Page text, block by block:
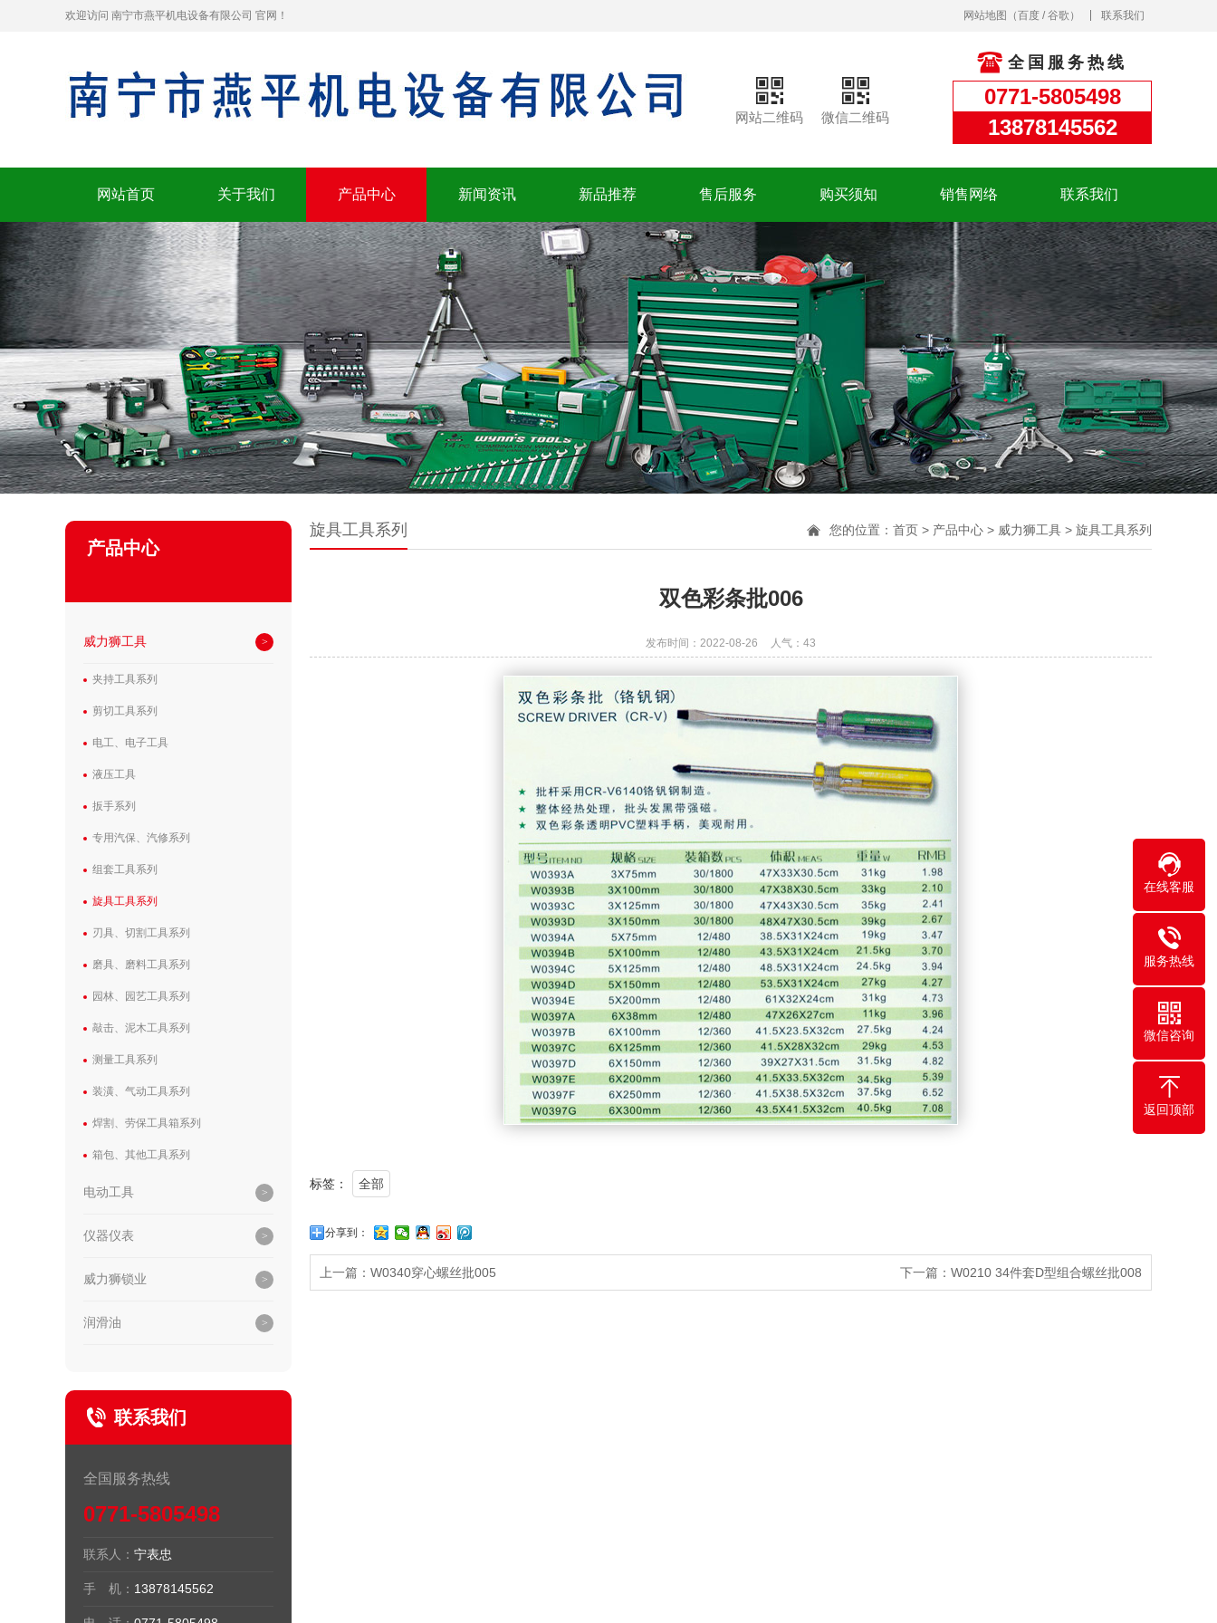
欢迎访问 南宁市燕平机电设备有限公司 官网！ 网站地图 （百度 /谷歌 ） 联系我们
全国服务热线
0771-5805498
13878145562
网站二维码 微信二维码
网站首页 关于我们 产品中心 新闻资讯 新品推荐 售后服务 购买须知 销售网络 联系我们
产品中心
威力狮工具
夹持工具系列
剪切工具系列
电工、电子工具
液压工具
扳手系列
专用汽保、汽修系列
组套工具系列
旋具工具系列
刃具、切割工具系列
磨具、磨料工具系列
园林、园艺工具系列
敲击、泥木工具系列
测量工具系列
装潢、气动工具系列
焊割、劳保工具箱系列
箱包、其他工具系列
电动工具
仪器仪表
威力狮锁业
润滑油
联系我们
全国服务热线
0771-5805498
联系人： 宁表忠
手 机： 13878145562
旋具工具系列 您的位置： 首页 > 产品中心 > 威力狮工具 > 旋具工具系列
双色彩条批006
发布时间：2022-08-26 人气： 43
标签： 全部
分享到：
上一篇： W0340穿心螺丝批005 下一篇： W0210 34件套D型组合螺丝批008
在线客服
服务热线
微信咨询
返回顶部